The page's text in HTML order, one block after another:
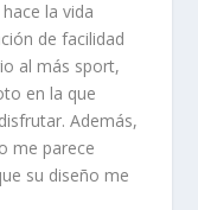
la vida
de facilidad
al más sport,
en la que
Además,
me parece
su diseño me